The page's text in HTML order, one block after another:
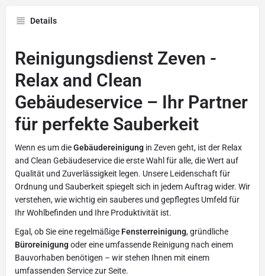
Details
Reinigungsdienst Zeven -
Relax and Clean
Gebäudeservice – Ihr Partner
für perfekte Sauberkeit
Wenn es um dieGebäudereinigung in Zeven geht, ist der Relax
and Clean Gebäudeservice die erste Wahl für alle, die Wert auf
Qualität und Zuverlässigkeit legen. Unsere Leidenschaft für
Ordnung und Sauberkeit spiegelt sich in jedem Auftrag wider. Wir
verstehen, wie wichtig ein sauberes und gepflegtes Umfeld für
Ihr Wohlbefinden und Ihre Produktivität ist.
Egal, ob Sie eine regelmäßige Fensterreinigung, gründliche
Büroreinigungoder eine umfassende Reinigung nach einem
Bauvorhaben benötigen – wir stehen Ihnen mit einem
umfassenden Service zur Seite.